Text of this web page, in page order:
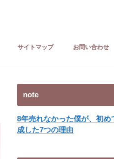
サイトマップ お問い合わせ
note
8年売れなかった僕が、初
成した7つの理由